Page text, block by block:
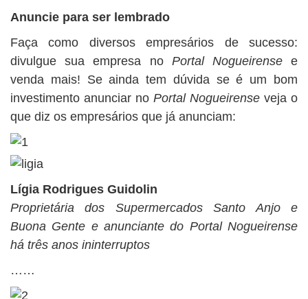
Anuncie para ser lembrado
Faça como diversos empresários de sucesso:
divulgue sua empresa no Portal Nogueirensee
venda mais! Se ainda tem dúvida se é um bom
investimento anunciar no Portal Nogueirense veja o
que diz os empresários que já anunciam:
Lígia Rodrigues Guidolin
Proprietária dos Supermercados Santo Anjo e
Buona Gente e anunciante do Portal Nogueirense
há três anos ininterruptos
……